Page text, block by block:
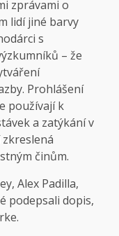
zprávami o
lidí jiné barvy
s
– že
Prohlášení
používají k
a zatýkání v
zkreslená
činům.
Alex Padilla,
podepsali dopis,